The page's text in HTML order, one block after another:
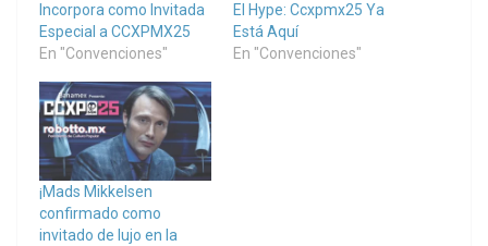
Incorpora como Invitada
Especial a CCXPMX25
En "Convenciones"
El Hype: Ccxpmx25 Ya
Está Aquí
En "Convenciones"
¡Mads Mikkelsen
confirmado como
invitado de lujo en la